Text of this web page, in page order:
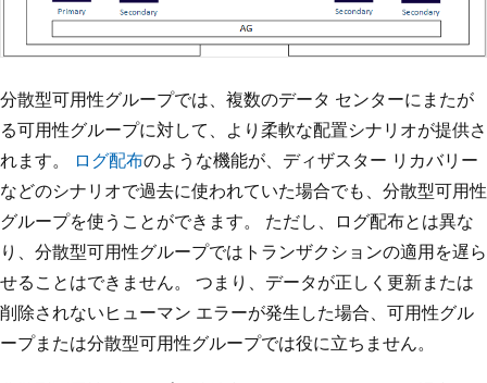
分散型可用性グループでは、複数のデータ センターにまたが
る可用性グループに対して、より柔軟な配置シナリオが提供さ
れます。
ログ配布のような機能が、ディザスター リカバリー
などのシナリオで過去に使われていた場合でも、分散型可用性
グループを使うことができます。 ただし、ログ配布とは異な
り、分散型可用性グループではトランザクションの適用を遅ら
せることはできません。 つまり、データが正しく更新または
削除されないヒューマン エラーが発生した場合、可用性グル
ープまたは分散型可用性グループでは役に立ちません。